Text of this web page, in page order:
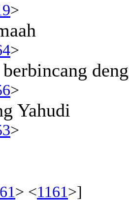
>
>
>
Yahudi
>
> <1161>]